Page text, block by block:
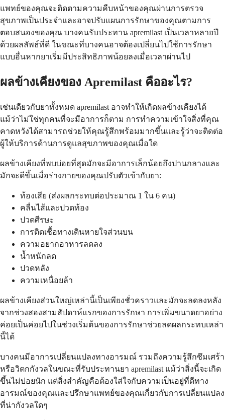
แพทย์ของคุณจะติดตามความคืบหน้าของคุณผ่านการตรวจ
สุขภาพเป็นประจำและอาจปรับแผนการรักษาของคุณตามการ
ตอบสนองของคุณ บางคนรับประทาน apremilast เป็นเวลาหลายปี
ด้วยผลลัพธ์ที่ดี ในขณะที่บางคนอาจต้องเปลี่ยนไปใช้การรักษา
แบบอื่นหากยาเริ่มมีประสิทธิภาพน้อยลงเมื่อเวลาผ่านไป
ผลข้างเคียงของ Apremilast คืออะไร?
เช่นเดียวกับยาทั้งหมด apremilast อาจทำให้เกิดผลข้างเคียงได้
แม้ว่าไม่ใช่ทุกคนที่จะมีอาการก็ตาม การทำความเข้าใจสิ่งที่คุณ
คาดหวังได้สามารถช่วยให้คุณรู้สึกพร้อมมากขึ้นและรู้ว่าจะติดต่อ
ผู้ให้บริการด้านการดูแลสุขภาพของคุณเมื่อใด
ผลข้างเคียงที่พบบ่อยที่สุดมักจะมีอาการเล็กน้อยถึงปานกลางและ
มักจะดีขึ้นเมื่อร่างกายของคุณปรับตัวเข้ากับยา:
ท้องเสีย (ส่งผลกระทบต่อประมาณ 1 ใน 6 คน)
คลื่นไส้และปวดท้อง
ปวดศีรษะ
การติดเชื้อทางเดินหายใจส่วนบน
ความอยากอาหารลดลง
น้ำหนักลด
ปวดหลัง
ความเหนื่อยล้า
ผลข้างเคียงส่วนใหญ่เหล่านี้เป็นเพียงชั่วคราวและมักจะลดลงหลัง
จากช่วงสองสามสัปดาห์แรกของการรักษา การเพิ่มขนาดยาอย่าง
ค่อยเป็นค่อยไปในช่วงเริ่มต้นของการรักษาช่วยลดผลกระทบเหล่า
นี้ได้
บางคนมีอาการเปลี่ยนแปลงทางอารมณ์ รวมถึงความรู้สึกซึมเศร้า
หรือวิตกกังวลในขณะที่รับประทานยา apremilast แม้ว่าสิ่งนี้จะเกิด
ขึ้นไม่บ่อยนัก แต่สิ่งสำคัญคือต้องใส่ใจกับความเป็นอยู่ที่ดีทาง
อารมณ์ของคุณและปรึกษาแพทย์ของคุณเกี่ยวกับการเปลี่ยนแปลง
ที่น่ากังวลใดๆ